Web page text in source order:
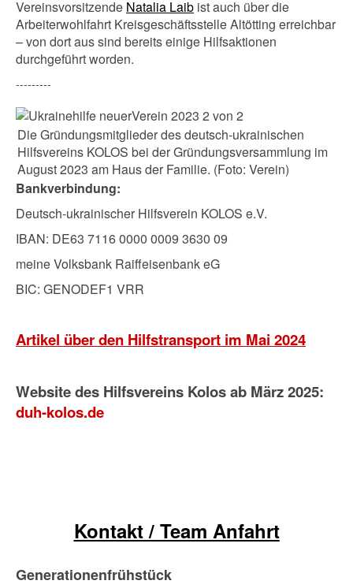
Vereinsvorsitzende Natalia Laib ist auch über die
Arbeiterwohlfahrt Kreisgeschäftsstelle Altötting erreichbar
– von dort aus sind bereits einige Hilfsaktionen
durchgeführt worden.
---------
Die Gründungsmitglieder des deutsch-ukrainischen
Hilfsvereins KOLOS bei der Gründungsversammlung im
August 2023 am Haus der Familie. (Foto: Verein)
Bankverbindung:
Deutsch-ukrainischer Hilfsverein KOLOS e.V.
IBAN: DE63 7116 0000 0009 3630 09
meine Volksbank Raiffeisenbank eG
BIC: GENODEF1 VRR
Artikel über den Hilfstransport im Mai 2024
Website des Hilfsvereins Kolos ab März 2025:
duh-kolos.de
Kontakt / Team Anfahrt
Generationenfrühstück